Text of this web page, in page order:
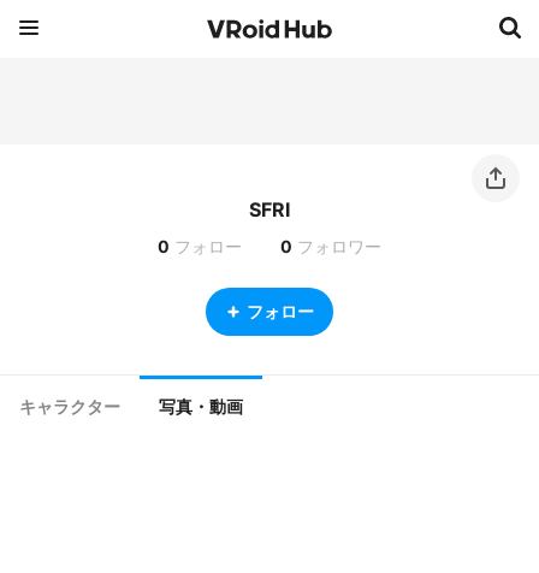
SFRI
0 フォロー 0 フォロワー
フォロー
キャラクター 写真・動画